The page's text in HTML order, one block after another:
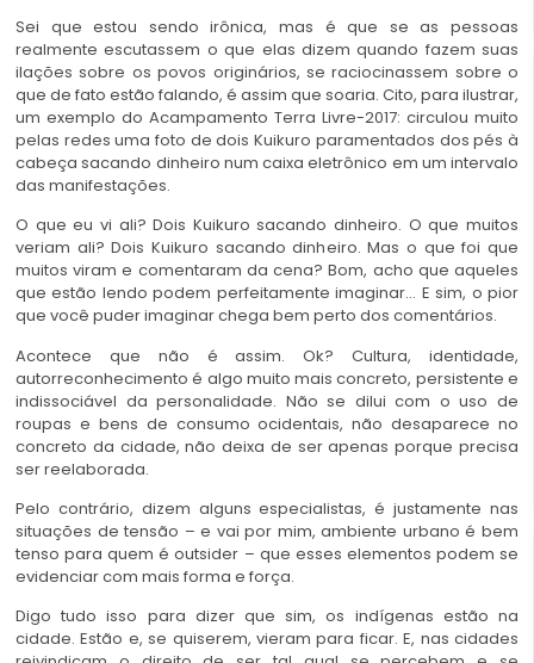
Sei que estou sendo irônica, mas é que se as pessoas
realmente escutassem o que elas dizem quando fazem suas
ilações sobre os povos originários, se raciocinassem sobre o
que de fato estão falando, é assim que soaria. Cito, para ilustrar,
um exemplo do Acampamento Terra Livre-2017: circulou muito
pelas redes uma foto de dois Kuikuro paramentados dos pés à
cabeça sacando dinheiro num caixa eletrônico em um intervalo
das manifestações.
O que eu vi ali? Dois Kuikuro sacando dinheiro. O que muitos
veriam ali? Dois Kuikuro sacando dinheiro. Mas o que foi que
muitos viram e comentaram da cena? Bom, acho que aqueles
que estão lendo podem perfeitamente imaginar… E sim, o pior
que você puder imaginar chega bem perto dos comentários.
Acontece que não é assim. Ok? Cultura, identidade,
autorreconhecimento é algo muito mais concreto, persistente e
indissociável da personalidade. Não se dilui com o uso de
roupas e bens de consumo ocidentais, não desaparece no
concreto da cidade, não deixa de ser apenas porque precisa
ser reelaborada.
Pelo contrário, dizem alguns especialistas, é justamente nas
situações de tensão – e vai por mim, ambiente urbano é bem
tenso para quem é outsider – que esses elementos podem se
evidenciar com mais forma e força.
Digo tudo isso para dizer que sim, os indígenas estão na
cidade. Estão e, se quiserem, vieram para ficar. E, nas cidades